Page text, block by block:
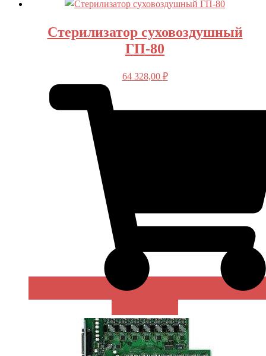
Стерилизатор суховоздушный
ГП-80
64 328,00 ₽